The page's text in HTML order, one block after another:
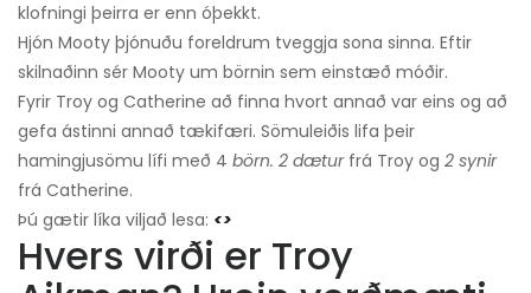
klofningi þeirra er enn óþekkt.
Hjón Mooty þjónuðu foreldrum tveggja sona sinna. Eftir
skilnaðinn sér Mooty um börnin sem einstæð móðir.
Fyrir Troy og Catherine að finna hvort annað var eins og að
gefa ástinni annað tækifæri. Sömuleiðis lifa þeir
hamingjusömu lífi með 4 börn. 2 dæturfrá Troy og 2 synir
frá Catherine.
Þú gætir líka viljað lesa: <>
Hvers virði er Troy